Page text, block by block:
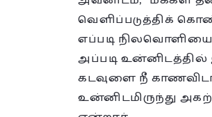
வெளிப்படுத்திக்
எப்படி
அப்படி
கடவுளை நீ
உன்னிடமிருந்து